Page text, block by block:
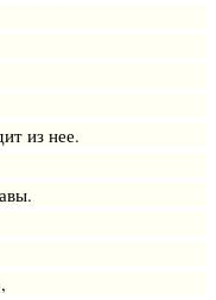
из нее.